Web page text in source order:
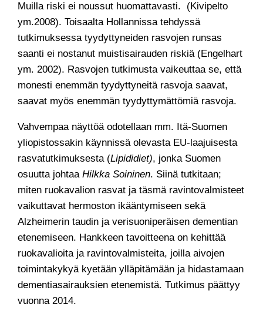
Muilla riski ei noussut huomattavasti. (Kivipelto
ym.2008). Toisaalta Hollannissa tehdyssä
tutkimuksessa tyydyttyneiden rasvojen runsas
saanti ei nostanut muistisairauden riskiä (Engelhart
ym. 2002). Rasvojen tutkimusta vaikeuttaa se, että
monesti enemmän tyydyttyneitä rasvoja saavat,
saavat myös enemmän tyydyttymättömiä rasvoja.
Vahvempaa näyttöä odotellaan mm. Itä-Suomen
yliopistossakin käynnissä olevasta EU-laajuisesta
rasvatutkimuksesta (Lipididiet), jonka Suomen
osuutta johtaa Hilkka Soininen. Siinä tutkitaan;
miten ruokavalion rasvat ja täsmä ravintovalmisteet
vaikuttavat hermoston ikääntymiseen sekä
Alzheimerin taudin ja verisuoniperäisen dementian
etenemiseen. Hankkeen tavoitteena on kehittää
ruokavalioita ja ravintovalmisteita, joilla aivojen
toimintakykyä kyetään ylläpitämään ja hidastamaan
dementiasairauksien etenemistä. Tutkimus päättyy
vuonna 2014.